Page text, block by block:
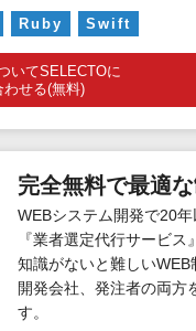
Ruby Swift
いてSELECTOに
わせる(無料)
完全無料で最適
WEBシステム開発で20
『業者選定代行サービス
知識がないと難しいWEB
開発会社、発注者の両方
す。